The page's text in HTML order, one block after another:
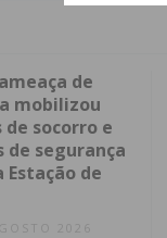
de
mobilizou
de socorro e
de segurança
Estação de
2026